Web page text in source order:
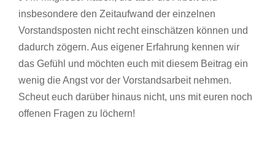
insbesondere den Zeitaufwand der einzelnen
Vorstandsposten nicht recht einschätzen können und
dadurch zögern. Aus eigener Erfahrung kennen wir
das Gefühl und möchten euch mit diesem Beitrag ein
wenig die Angst vor der Vorstandsarbeit nehmen.
Scheut euch darüber hinaus nicht, uns mit euren noch
offenen Fragen zu löchern!